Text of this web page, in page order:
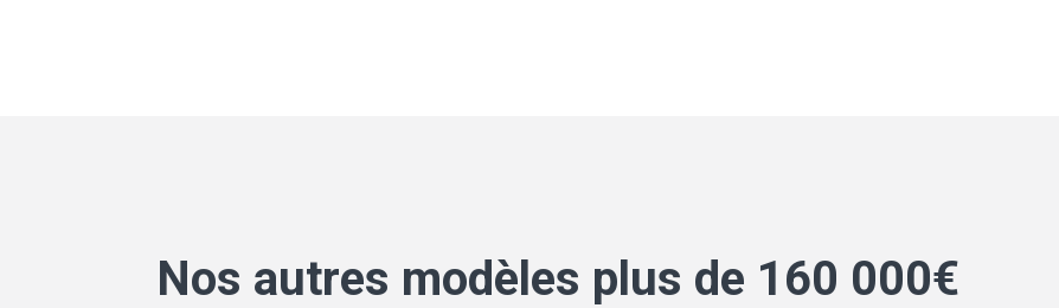
Nos autres modèles plus de 160 000€